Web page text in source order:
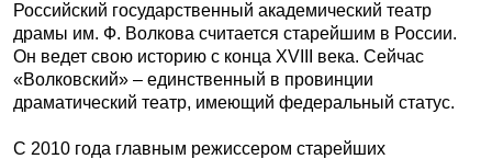
Российский государственный академический театр
драмы им. Ф. Волкова считается старейшим в России.
Он ведет свою историю с конца XVIII века. Сейчас
«Волковский» – единственный в провинции
драматический театр, имеющий федеральный статус.
С 2010 года главным режиссером старейших